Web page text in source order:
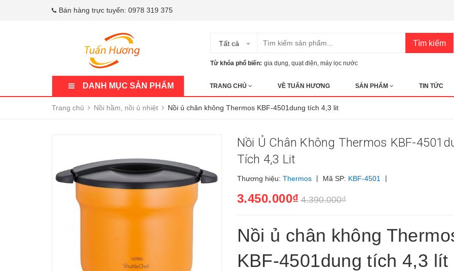
Bán hàng trực tuyến: 0978 319 375
Tất cả Tìm kiếm
Từ khóa phổ biến: gia dụng, quạt điện, máy lọc nước
DANH MỤC SẢN PHẨM TRANG CHỦ VỀ TUẤN HƯƠNG SẢN PHẨM TIN TỨC
Trang chủ Nồi hầm, nồi ủ nhiệt Nồi ủ chân không Thermos KBF-4501dung tích 4,3 lit
Nồi Ủ Chân Không Thermos KBF-
Tích 4,3 Lit
Thương hiệu: Thermos | Mã SP: KBF-4501 |
3.450.000₫ 4.390.000₫
Nồi ủ chân không
KBF-4501dung tích 4,3 lít